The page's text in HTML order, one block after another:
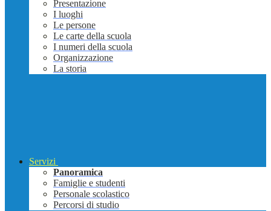
Presentazione
I luoghi
Le persone
Le carte della scuola
I numeri della scuola
Organizzazione
La storia
Servizi
Panoramica
Famiglie e studenti
Personale scolastico
Percorsi di studio